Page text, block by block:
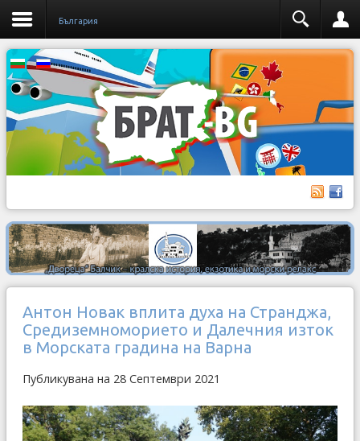
България
Антон Новак вплита духа на Странджа,
Средиземноморието и Далечния изток
в Морската градина на Варна
Публикувана на 28 Септември 2021